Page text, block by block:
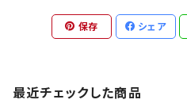
保存 シェア
最近チェックした商品